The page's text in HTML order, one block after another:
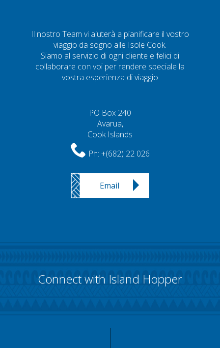
Il nostro Team vi aiuterà a pianificare il vostro
viaggio da sogno alle Isole Cook.
Siamo al servizio di ogni cliente e felici di
collaborare con voi per rendere speciale la
vostra esperienza di viaggio
PO Box 240
Avarua,
Cook Islands
Ph: +(682) 22 026
Email
Connect with Island Hopper